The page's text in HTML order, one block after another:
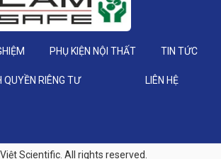
PHỤ KIỆN NỘI THẤT TIN TỨC
QUYỀN RIÊNG TƯ LIÊN HỆ
Scientific. All rights reserved.